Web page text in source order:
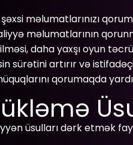
məlumatlarınızı
məlumatlarının
daha yaxşı oyun
sürətini artırır və
qorumaqda
üsulları dərk etmək